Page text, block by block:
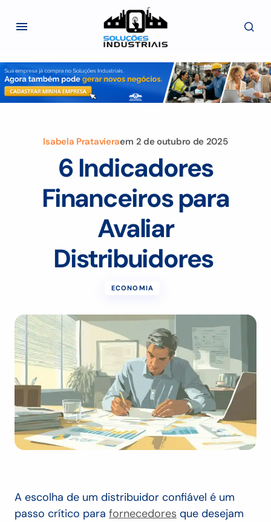
Isabela Pratavieraem 2 de outubro de 2025
6 Indicadores
Financeiros para
Avaliar
Distribuidores
ECONOMIA
A escolha de um distribuidor confiável é um
passo crítico para fornecedores que desejam